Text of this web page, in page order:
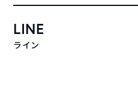
LINE
ライン